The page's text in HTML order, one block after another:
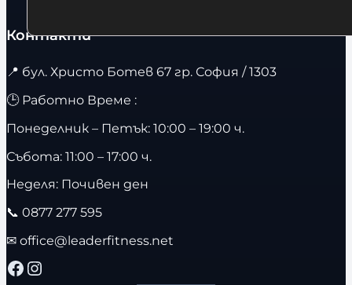
Контакти
📍 бул. Христо Ботев 67 гр. София / 1303
🕒 Работно Време :
Понеделник – Петък: 10:00 – 19:00 ч.
Събота: 11:00 – 17:00 ч.
Неделя: Почивен ден
📞 0877 277 595
✉ office@leaderfitness.net
Facebook Instagram